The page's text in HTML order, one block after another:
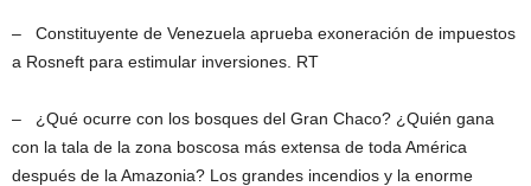
– Constituyente de Venezuela aprueba exoneración de impuestos
a Rosneft para estimular inversiones. RT
– ¿Qué ocurre con los bosques del Gran Chaco? ¿Quién gana
con la tala de la zona boscosa más extensa de toda América
después de la Amazonia? Los grandes incendios y la enorme